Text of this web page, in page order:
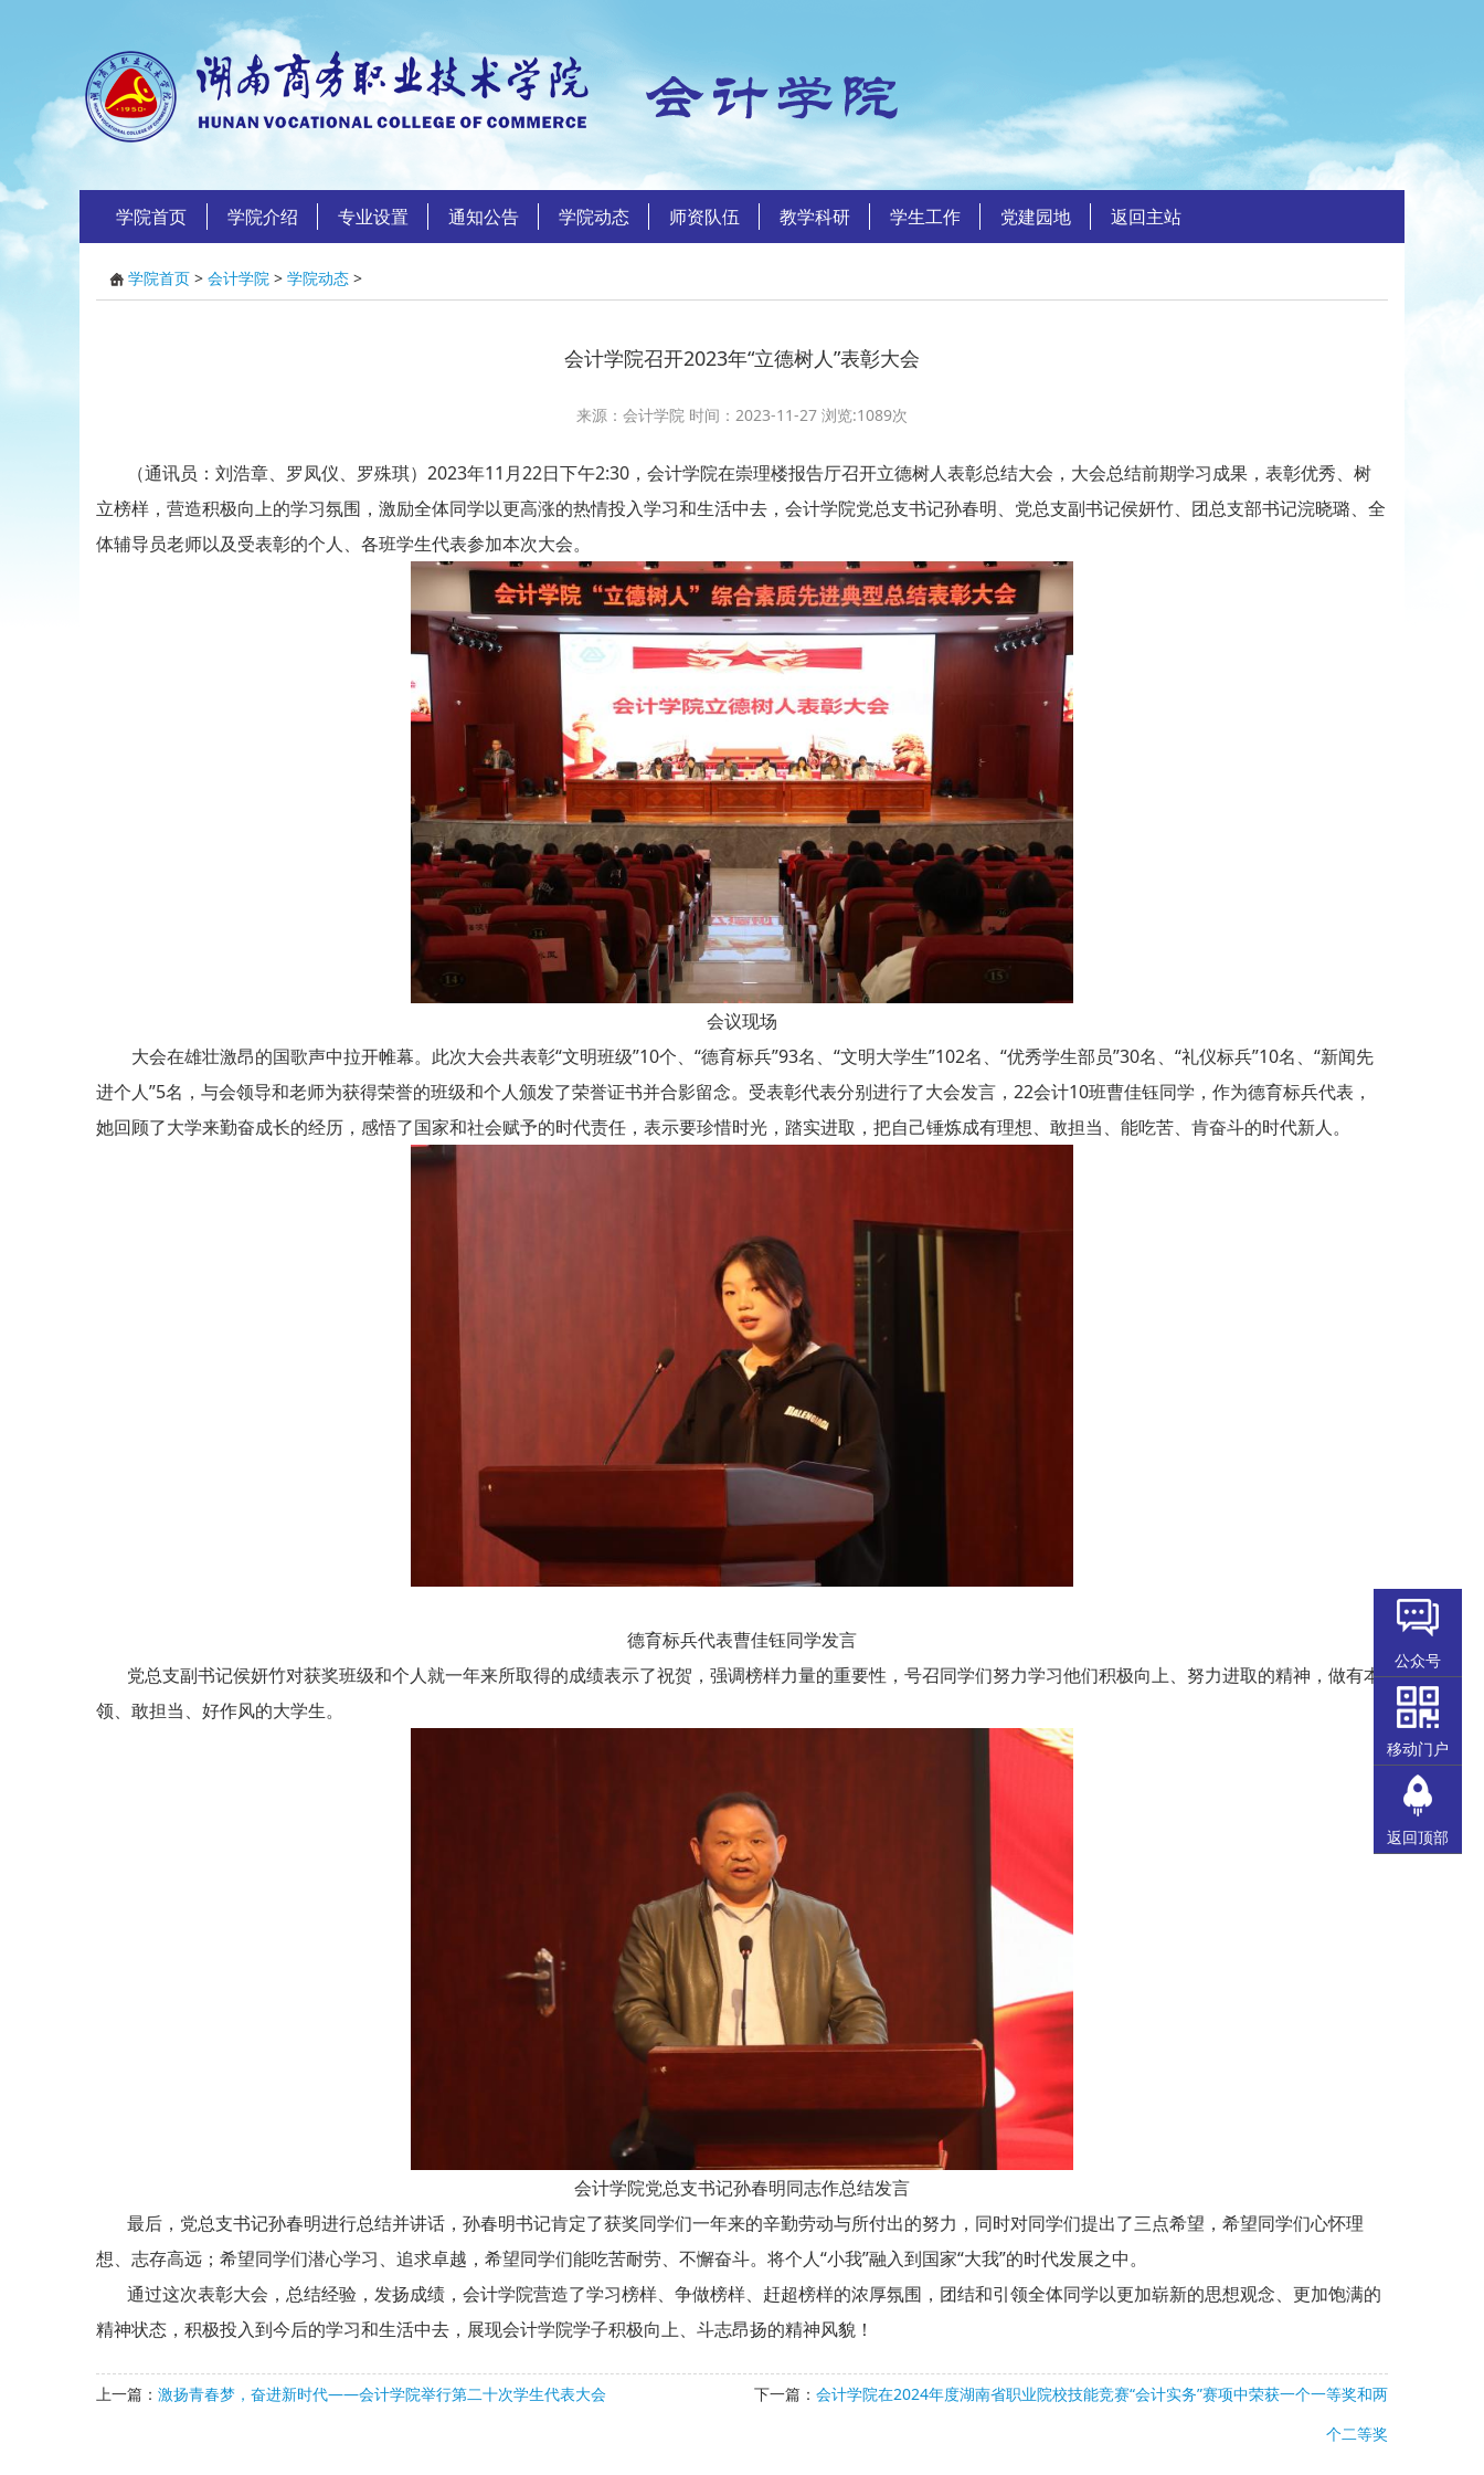
学院首页 学院介绍 专业设置 通知公告 学院动态 师资队伍 教学科研 学生工作 党建园地 返回主站
学院首页 > 会计学院 > 学院动态 >
会计学院召开2023年“立德树人”表彰大会
来源：会计学院 时间：2023-11-27 浏览:1089次
（通讯员：刘浩章、罗凤仪、罗殊琪）2023年11月22日下午2:30，会计学院在崇理楼报告厅召开立德树人表彰总结大会，大会总结前期学习成果，表彰优秀、树
立榜样，营造积极向上的学习氛围，激励全体同学以更高涨的热情投入学习和生活中去，会计学院党总支书记孙春明、党总支副书记侯妍竹、团总支部书记浣晓璐、全
体辅导员老师以及受表彰的个人、各班学生代表参加本次大会。
会议现场
大会在雄壮激昂的国歌声中拉开帷幕。此次大会共表彰“文明班级”10个、“德育标兵”93名、“文明大学生”102名、“优秀学生部员”30名、“礼仪标兵”10名、“新闻先
进个人”5名，与会领导和老师为获得荣誉的班级和个人颁发了荣誉证书并合影留念。受表彰代表分别进行了大会发言，22会计10班曹佳钰同学，作为德育标兵代表，
她回顾了大学来勤奋成长的经历，感悟了国家和社会赋予的时代责任，表示要珍惜时光，踏实进取，把自己锤炼成有理想、敢担当、能吃苦、肯奋斗的时代新人。
德育标兵代表曹佳钰同学发言
党总支副书记侯妍竹对获奖班级和个人就一年来所取得的成绩表示了祝贺，强调榜样力量的重要性，号召同学们努力学习他们积极向上、努力进取的精神，做有本
领、敢担当、好作风的大学生。
会计学院党总支书记孙春明同志作总结发言
最后，党总支书记孙春明进行总结并讲话，孙春明书记肯定了获奖同学们一年来的辛勤劳动与所付出的努力，同时对同学们提出了三点希望，希望同学们心怀理
想、志存高远；希望同学们潜心学习、追求卓越，希望同学们能吃苦耐劳、不懈奋斗。将个人“小我”融入到国家“大我”的时代发展之中。
通过这次表彰大会，总结经验，发扬成绩，会计学院营造了学习榜样、争做榜样、赶超榜样的浓厚氛围，团结和引领全体同学以更加崭新的思想观念、更加饱满的
精神状态，积极投入到今后的学习和生活中去，展现会计学院学子积极向上、斗志昂扬的精神风貌！
上一篇： 激扬青春梦，奋进新时代——会计学院举行第二十次学生代表大会 下一篇： 会计学院在2024年度湖南省职业院校技能竞赛“会计实务”赛项中荣获一个一等奖和两
个二等奖
公众号
移动门户
返回顶部